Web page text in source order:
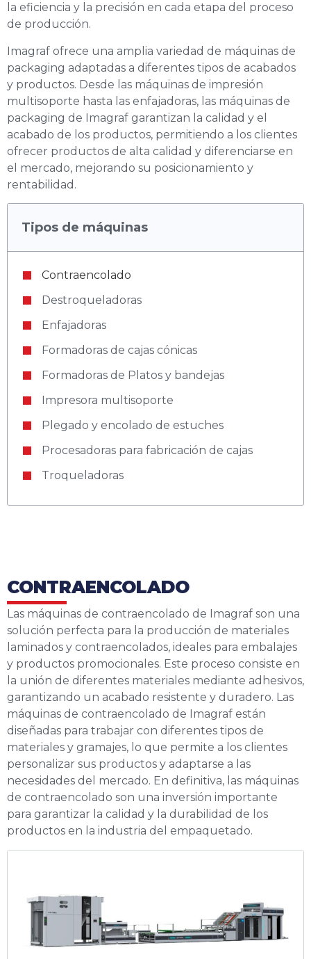
la eficiencia y la precisión en cada etapa del proceso
de producción.
Imagraf ofrece una amplia variedad de máquinas de
packaging adaptadas a diferentes tipos de acabados
y productos. Desde las máquinas de impresión
multisoporte hasta las enfajadoras, las máquinas de
packaging de Imagraf garantizan la calidad y el
acabado de los productos, permitiendo a los clientes
ofrecer productos de alta calidad y diferenciarse en
el mercado, mejorando su posicionamiento y
rentabilidad.
Tipos de máquinas
Contraencolado
Destroqueladoras
Enfajadoras
Formadoras de cajas cónicas
Formadoras de Platos y bandejas
Impresora multisoporte
Plegado y encolado de estuches
Procesadoras para fabricación de cajas
Troqueladoras
CONTRAENCOLADO
Las máquinas de contraencolado de Imagraf son una
solución perfecta para la producción de materiales
laminados y contraencolados, ideales para embalajes
y productos promocionales. Este proceso consiste en
la unión de diferentes materiales mediante adhesivos,
garantizando un acabado resistente y duradero. Las
máquinas de contraencolado de Imagraf están
diseñadas para trabajar con diferentes tipos de
materiales y gramajes, lo que permite a los clientes
personalizar sus productos y adaptarse a las
necesidades del mercado. En definitiva, las máquinas
de contraencolado son una inversión importante
para garantizar la calidad y la durabilidad de los
productos en la industria del empaquetado.